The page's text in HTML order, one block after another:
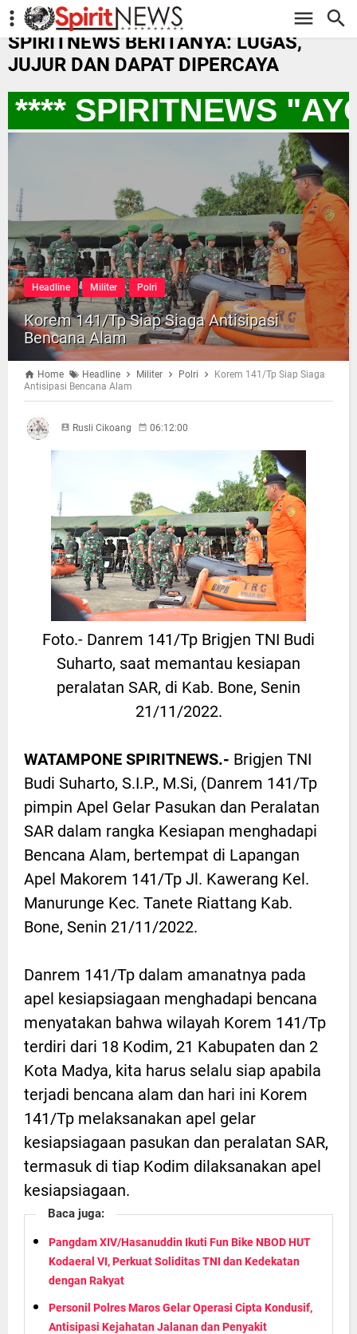
-->
SPIRITNEWS BERITANYA: LUGAS,
JUJUR DAN DAPAT DIPERCAYA
SPIRITNEWS "AYO
Headline Militer Polri
Korem 141/Tp Siap Siaga Antisipasi
Bencana Alam
Home Headline Militer Polri
Korem 141/Tp Siap Siaga
Antisipasi Bencana Alam
Rusli Cikoang 06:12:00
Foto.- Danrem 141/Tp Brigjen TNI Budi
Suharto, saat memantau kesiapan
peralatan SAR, di Kab. Bone, Senin
21/11/2022.
WATAMPONE SPIRITNEWS.- Brigjen TNI
Budi Suharto, S.I.P., M.Si, (Danrem 141/Tp
pimpin Apel Gelar Pasukan dan Peralatan
SAR dalam rangka Kesiapan menghadapi
Bencana Alam, bertempat di Lapangan
Apel Makorem 141/Tp Jl. Kawerang Kel.
Manurunge Kec. Tanete Riattang Kab.
Bone, Senin 21/11/2022.
Danrem 141/Tp dalam amanatnya pada
apel kesiapsiagaan menghadapi bencana
menyatakan bahwa wilayah Korem 141/Tp
terdiri dari 18 Kodim, 21 Kabupaten dan 2
Kota Madya, kita harus selalu siap apabila
terjadi bencana alam dan hari ini Korem
141/Tp melaksanakan apel gelar
kesiapsiagaan pasukan dan peralatan SAR,
termasuk di tiap Kodim dilaksanakan apel
kesiapsiagaan.
Baca juga:
Pangdam XIV/Hasanuddin Ikuti Fun Bike NBOD HUT
Kodaeral VI, Perkuat Soliditas TNI dan Kedekatan
dengan Rakyat
Personil Polres Maros Gelar Operasi Cipta Kondusif,
Antisipasi Kejahatan Jalanan dan Penyakit